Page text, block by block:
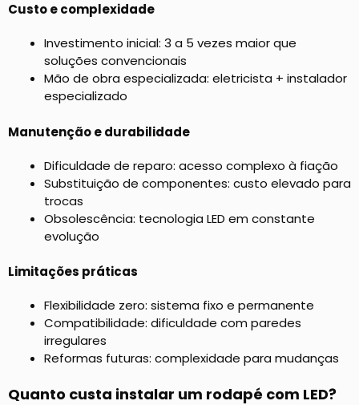
Custo e complexidade
Investimento inicial: 3 a 5 vezes maior que
soluções convencionais
Mão de obra especializada: eletricista + instalador
especializado
Manutenção e durabilidade
Dificuldade de reparo: acesso complexo à fiação
Substituição de componentes: custo elevado para
trocas
Obsolescência: tecnologia LED em constante
evolução
Limitações práticas
Flexibilidade zero: sistema fixo e permanente
Compatibilidade: dificuldade com paredes
irregulares
Reformas futuras: complexidade para mudanças
Quanto custa instalar um rodapé com LED?